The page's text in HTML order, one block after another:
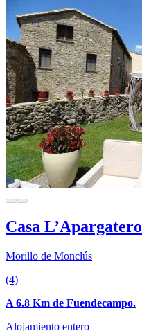
Casa L’Apargatero
Morillo de Monclús
(4)
A 6.8 Km de Fuendecampo.
Alojamiento entero